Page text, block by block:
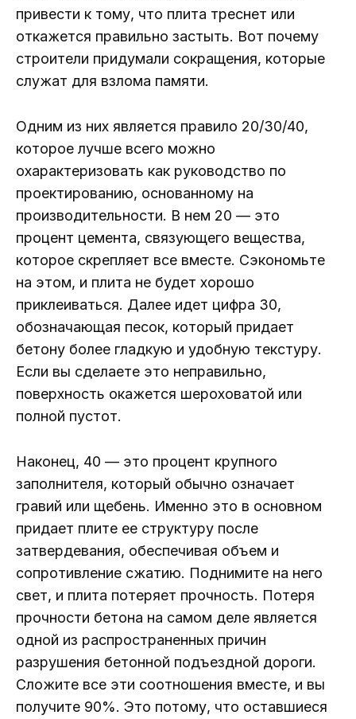
привести к тому, что плита треснет или
откажется правильно застыть. Вот почему
строители придумали сокращения, которые
служат для взлома памяти.
Одним из них является правило 20/30/40,
которое лучше всего можно
охарактеризовать как руководство по
проектированию, основанному на
производительности. В нем 20 — это
процент цемента, связующего вещества,
которое скрепляет все вместе. Сэкономьте
на этом, и плита не будет хорошо
приклеиваться. Далее идет цифра 30,
обозначающая песок, который придает
бетону более гладкую и удобную текстуру.
Если вы сделаете это неправильно,
поверхность окажется шероховатой или
полной пустот.
Наконец, 40 — это процент крупного
заполнителя, который обычно означает
гравий или щебень. Именно это в основном
придает плите ее структуру после
затвердевания, обеспечивая объем и
сопротивление сжатию. Поднимите на него
свет, и плита потеряет прочность. Потеря
прочности бетона на самом деле является
одной из распространенных причин
разрушения бетонной подъездной дороги.
Сложите все эти соотношения вместе, и вы
получите 90%. Это потому, что оставшиеся